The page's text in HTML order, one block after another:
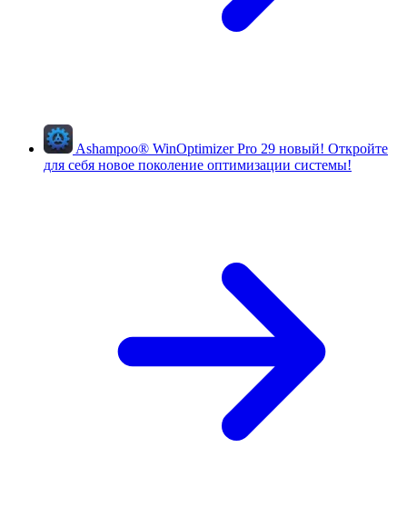
Ashampoo® WinOptimizer Pro 29 новый! Откройте
для себя новое поколение оптимизации системы!